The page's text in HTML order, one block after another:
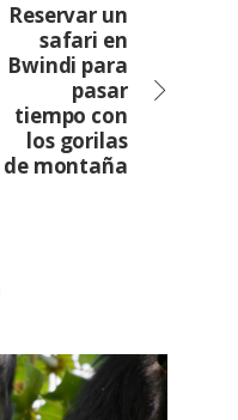
Reservar un
safari en
Bwindi para
pasar
tiempo con
los gorilas
de montaña